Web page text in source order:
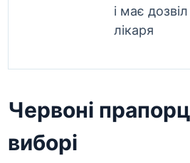
і має дозвіл
лікаря
Червоні
виборі